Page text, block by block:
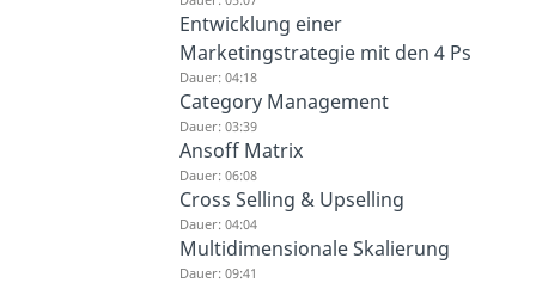
Entwicklung einer
Marketingstrategie mit den 4 Ps
Dauer: 04:18
Category Management
Dauer: 03:39
Ansoff Matrix
Dauer: 06:08
Cross Selling & Upselling
Dauer: 04:04
Multidimensionale Skalierung
Dauer: 09:41